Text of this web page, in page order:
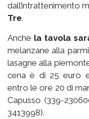
dall’intrattenimento
Tre.
Anche la tavola
melanzane alla
lasagne alla
cena è di 25 euro
entro le ore 20 di
Capusso (339-
3413998).